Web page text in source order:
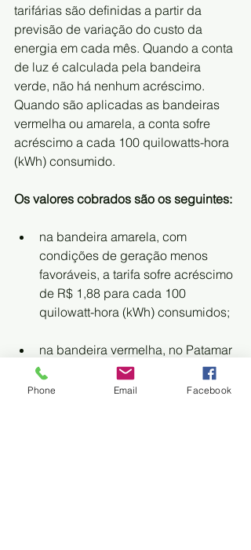
tarifárias são definidas a partir da
previsão de variação do custo da
energia em cada mês. Quando a conta
de luz é calculada pela bandeira
verde, não há nenhum acréscimo.
Quando são aplicadas as bandeiras
vermelha ou amarela, a conta sofre
acréscimo a cada 100 quilowatts-hora
(kWh) consumido.
Os valores cobrados são os seguintes:
na bandeira amarela, com
condições de geração menos
favoráveis, a tarifa sofre acréscimo
de R$ 1,88 para cada 100
quilowatt-hora (kWh) consumidos;
na bandeira vermelha, no Patamar
1, com condições mais custosas
de geração, a tarifa sofre
Phone Email Facebook